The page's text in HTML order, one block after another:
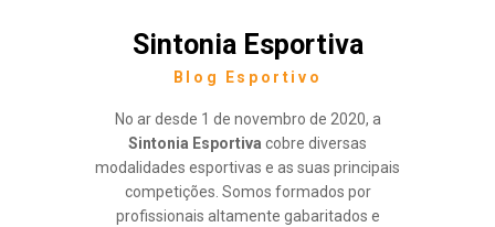
Sintonia Esportiva
Blog Esportivo
No ar desde 1 de novembro de 2020, a
Sintonia Esportiva cobre diversas
modalidades esportivas e as suas principais
competições. Somos formados por
profissionais altamente gabaritados e